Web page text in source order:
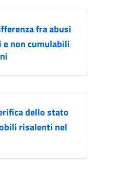
fra abusi
non cumulabili
dello stato
risalenti nel